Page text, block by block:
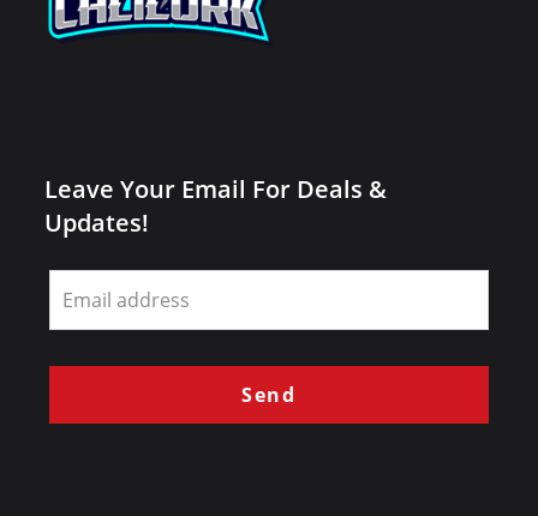
Leave Your Email For Deals &
Updates!
Leave
this
field
blank
Send